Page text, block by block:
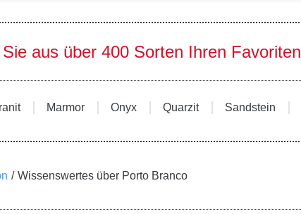
aus über 400 Sorten Ihren Favoriten
Marmor Onyx Quarzit Sandstein
Wissenswertes über Porto Branco